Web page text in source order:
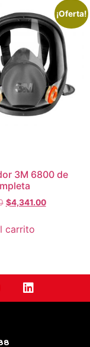
¡Oferta!
3M 6800 de
$4,341.00
carrito